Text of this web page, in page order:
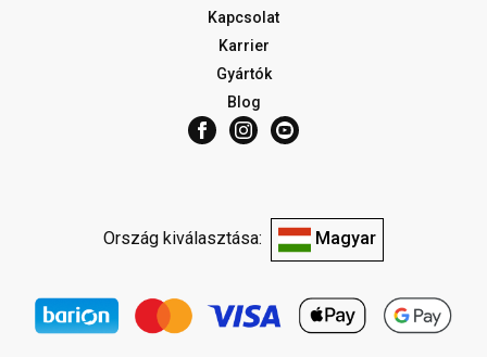
Kapcsolat
Karrier
Gyártók
Blog
Ország kiválasztása: Magyar